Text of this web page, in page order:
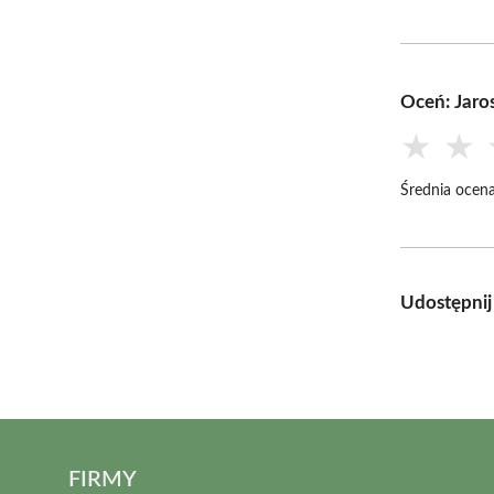
Oceń:
★ ★
Średnia
Udostępnij
FIRMY